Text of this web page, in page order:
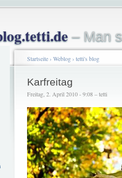
– Man
Startseite› Weblog› tetti's blog
Karfreitag
Freitag, 2. April 2010 - 9:08 – tetti